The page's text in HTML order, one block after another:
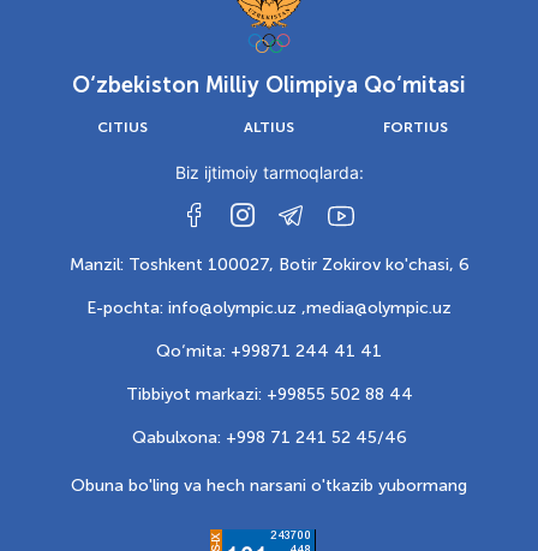
O‘zbekiston Milliy Olimpiya Qo‘mitasi
CITIUS ALTIUS FORTIUS
Biz ijtimoiy tarmoqlarda:
Manzil: Toshkent 100027, Botir Zokirov ko'chasi, 6
E-pochta: info@olympic.uz ,media@olympic.uz
Qo‘mita: +99871 244 41 41
Tibbiyot markazi: +99855 502 88 44
Qabulxona: +998 71 241 52 45/46
Obuna bo'ling va hech narsani o'tkazib yubormang